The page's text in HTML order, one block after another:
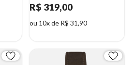
R$ 319,00
ou 10x de R$ 31,90